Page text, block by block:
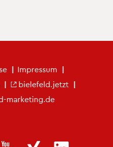
Im­pres­sum
bie­le­feld.jetzt
​marketing.​de